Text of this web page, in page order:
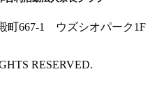
町667-1
ウズシオパーク1F
RESERVED.